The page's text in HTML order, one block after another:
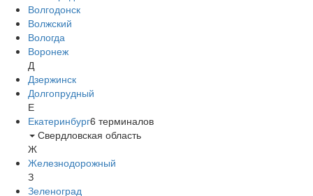
Волгодонск
Волжский
Вологда
Воронеж
Д
Дзержинск
Долгопрудный
Е
Екатеринбург6 терминалов
Свердловская область
Ж
Железнодорожный
З
Зеленоград